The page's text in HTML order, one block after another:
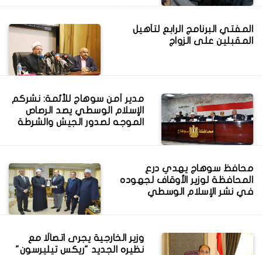
المفتي البرنامج الرابع لتأهيل
المقبلين على الزواج
مدير أمن سوهاج للأئمة: نشركم
الإسلام الوسطي يصد الرصاص
الموجه لصدور الجيش والشرطة
محافظ سوهاج يهدي درع
المحافظة لوزير الأوقاف لجهوده
في نشر الإسلام الوسطي
وزير الخارجية يجرى اتصالًا مع
نظيره الجديد "ريكس تيليرسون"